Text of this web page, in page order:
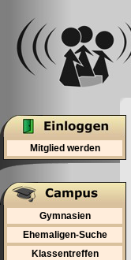
Mitglied werden
Gymnasien
Ehemaligen-Suche
Klassentreffen